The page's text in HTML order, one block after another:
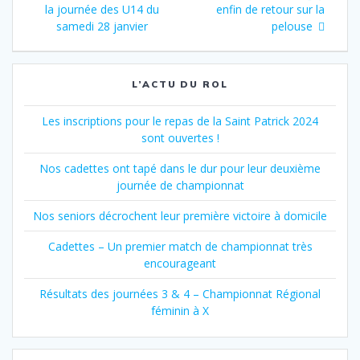
de
l’article
précédent
la journée des U14 du
samedi 28 janvier
suivant
enfin de retour sur la
pelouse
L’ACTU DU ROL
Les inscriptions pour le repas de la Saint Patrick 2024
sont ouvertes !
Nos cadettes ont tapé dans le dur pour leur deuxième
journée de championnat
Nos seniors décrochent leur première victoire à domicile
Cadettes – Un premier match de championnat très
encourageant
Résultats des journées 3 & 4 – Championnat Régional
féminin à X